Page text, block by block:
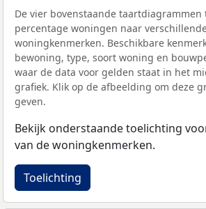
De vier bovenstaande taartdiagrammen
percentage woningen naar
woningkenmerken. Beschikbare
bewoning, type, soort woning en
waar de data voor gelden staat in het
grafiek. Klik op de afbeelding om deze
geven.
Bekijk onderstaande toelichting
van de woningkenmerken.
Toelichting